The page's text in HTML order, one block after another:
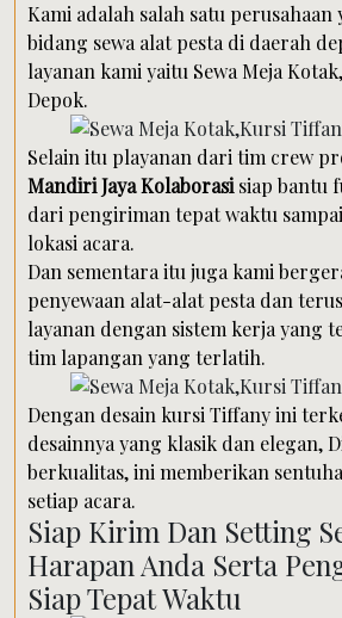
Kami adalah salah satu
bidang sewa alat pesta di daerah
layanan kami yaitu Sewa Meja
Depok.
Selain itu playanan dari tim crew
Mandiri Jaya Kolaborasi siap bantu
dari pengiriman tepat waktu
lokasi acara.
Dan sementara itu juga kami
penyewaan alat-alat pesta dan
layanan dengan sistem kerja yang
tim lapangan yang terlatih.
Dengan desain kursi Tiffany ini
desainnya yang klasik dan elegan,
berkualitas, ini memberikan
setiap acara.
Siap Kirim Dan Setting
Harapan Anda Serta
Siap Tepat Waktu